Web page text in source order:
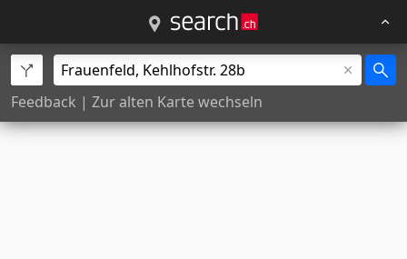
Feedback | Zur alten Karte wechseln